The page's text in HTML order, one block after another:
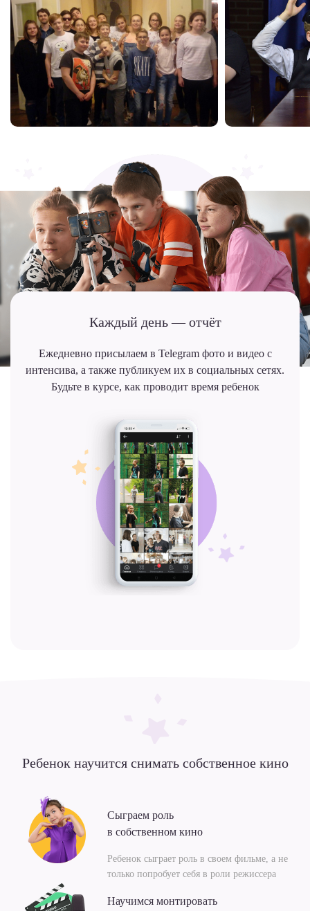
Каждый день — отчёт
Ежедневно присылаем в Telegram фото и видео с
интенсива, а также публикуем их в социальных сетях.
Будьте в курсе, как проводит время ребенок
Ребенок научится снимать собственное кино
Сыграем роль
в собственном кино
Ребенок сыграет роль в своем фильме, а не
только попробует себя в роли режиссера
Научимся монтировать